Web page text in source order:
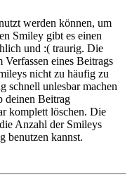
werden können, um
Smiley gibt es einen
und :( traurig. Die
eines Beitrags
nicht zu häufig zu
schnell unlesbar machen
deinen Beitrag
komplett löschen. Die
Anzahl der Smileys
benutzen kannst.